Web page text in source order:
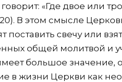
«Где двое или
В этом смысле
поставить свечу или
общей молитвой и
большое значение,
в жизни Церкви как